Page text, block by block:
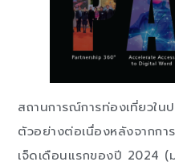
สถานการณ์การท่องเที่ยวใน
ตัวอย่างต่อเนื่องหลังจากกา
เจ็ดเดือนแรกของปี 2024 (